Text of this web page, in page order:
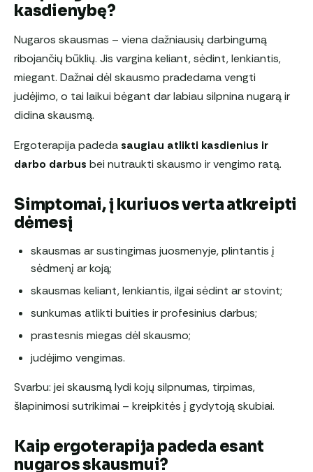
kasdienybę?
Nugaros skausmas – viena dažniausių darbingumą
ribojančių būklių. Jis vargina keliant, sėdint, lenkiantis,
miegant. Dažnai dėl skausmo pradedama vengti
judėjimo, o tai laikui bėgant dar labiau silpnina nugarą ir
didina skausmą.
Ergoterapija padeda saugiau atlikti kasdienius ir
darbo darbus bei nutraukti skausmo ir vengimo ratą.
Simptomai, į kuriuos verta atkreipti
dėmesį
skausmas ar sustingimas juosmenyje, plintantis į
sėdmenį ar koją;
skausmas keliant, lenkiantis, ilgai sėdint ar stovint;
sunkumas atlikti buities ir profesinius darbus;
prastesnis miegas dėl skausmo;
judėjimo vengimas.
Svarbu: jei skausmą lydi kojų silpnumas, tirpimas,
šlapinimosi sutrikimai – kreipkitės į gydytoją skubiai.
Kaip ergoterapija padeda esant
nugaros skausmui?